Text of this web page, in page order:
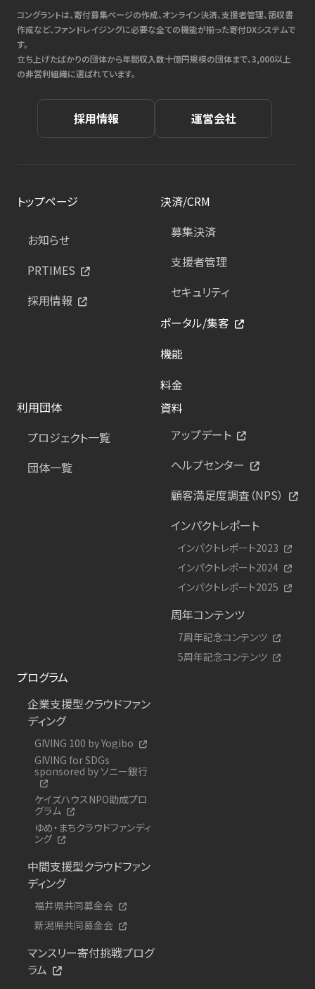
コングラントは、寄付募集ページの作成、オンライン決済、支援者管理、領収書
作成など、ファンドレイジングに必要な全ての機能が揃った寄付DXシステムで
す。
立ち上げたばかりの団体から年間収入数十億円規模の団体まで、3,000以上
の非営利組織に選ばれています。
採用情報 運営会社
トップページ
お知らせ
PRTIMES
採用情報
決済/CRM
募集決済
支援者管理
セキュリティ
ポータル/集客
機能
料金
利用団体
プロジェクト一覧
団体一覧
資料
アップデート
ヘルプセンター
顧客満足度調査（NPS）
インパクトレポート
インパクトレポート2023
インパクトレポート2024
インパクトレポート2025
周年コンテンツ
7周年記念コンテンツ
5周年記念コンテンツ
プログラム
企業支援型クラウドファン
ディング
GIVING 100 by Yogibo
GIVING for SDGs
sponsored by ソニー銀行
ケイズハウスNPO助成プロ
グラム
ゆめ・まちクラウドファンディ
ング
中間支援型クラウドファン
ディング
福井県共同募金会
新潟県共同募金会
マンスリー寄付挑戦プログ
ラム